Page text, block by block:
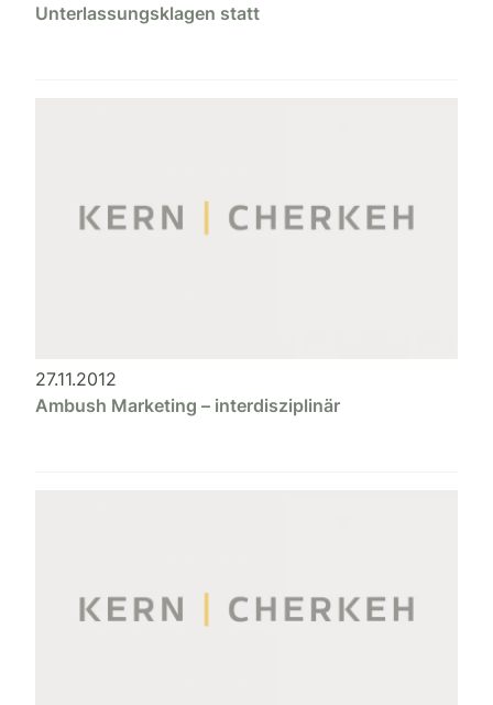
Unterlassungsklagen statt
27.11.2012
Ambush Marketing – interdisziplinär